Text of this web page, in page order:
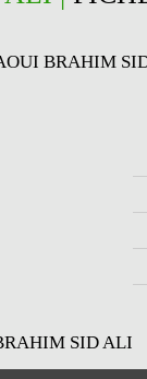
BRAHIM
SID ALI